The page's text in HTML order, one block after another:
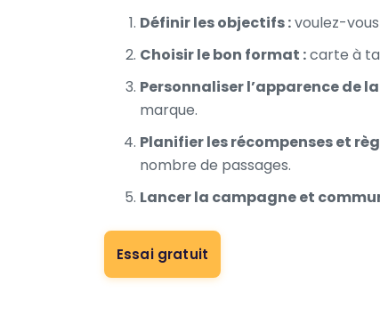
Définir les objectifs :voulez-
Choisir le bon format :carte à
Personnaliser l’apparence de
marque.
Planifier les récompenses et
nombre de passages.
Lancer la campagne et
Essai gratuit